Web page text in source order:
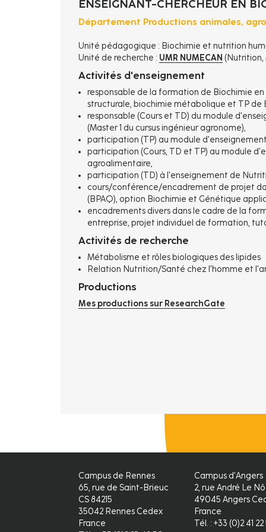
ENSEIGNANT-CHERCHEUR EN
Département Productions animales,
Unité pédagogique : Biochimie et nutrition
Unité de recherche : UMR NUMECAN (Nutrition,
Activités d'enseignement
responsable de la formation de Biochimie en
structurale, biochimie métabolique et TP de
responsable (Cours et TD) du module
(Master 1 du cursus ingénieur agronome),
participation (TP) au module d'enseignement
participation (Cours, TD et TP) au module
agroalimentaire,
participation (TD) à l'enseignement de
cours/conférence/encadrement de projet
(BPAQ), option Biochimie et Génétique
encadrements divers dans le cadre de la
entreprise, projet individuel de formation,
Activités de recherche
Métabolisme et rôles biologiques des lipides
Relation Nutrition/Santé chez l'homme et
Productions
Mes productions sur ResearchGate
Campus de Rennes
65, rue de Saint-Brieuc
CS 84215
35042 Rennes Cedex
France
Campus d'Angers
2, rue André Le
49045 Angers
France
Tél. : +33 (0)2 41